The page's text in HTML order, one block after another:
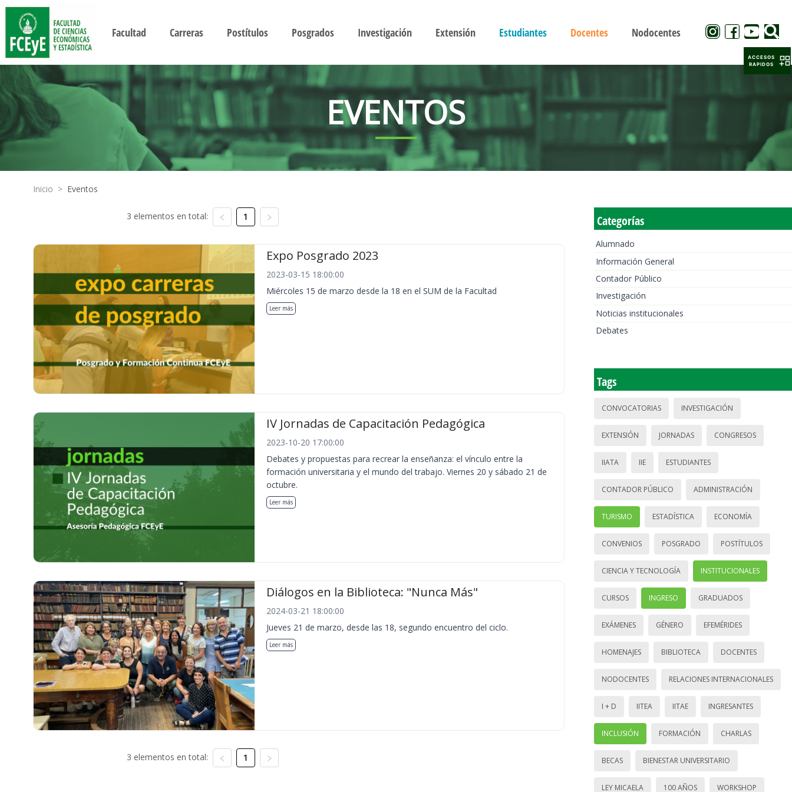
Facultad Carreras Postítulos Posgrados Investigación Extensión Estudiantes Docentes Nodocentes
EVENTOS
Inicio > Eventos
3 elementos en total: 1
Expo Posgrado 2023
2023-03-15 18:00:00
Miércoles 15 de marzo desde la 18 en el SUM de la Facultad
Leer más
IV Jornadas de Capacitación Pedagógica
2023-10-20 17:00:00
Debates y propuestas para recrear la enseñanza: el vínculo entre la
formación universitaria y el mundo del trabajo. Viernes 20 y sábado 21 de
octubre.
Leer más
Diálogos en la Biblioteca: "Nunca Más"
2024-03-21 18:00:00
Jueves 21 de marzo, desde las 18, segundo encuentro del ciclo.
Leer más
3 elementos en total: 1
Categorías
Alumnado
Información General
Contador Público
Investigación
Noticias institucionales
Debates
Tags
CONVOCATORIAS INVESTIGACIÓN
EXTENSIÓN JORNADAS CONGRESOS
IIATA IIE ESTUDIANTES
CONTADOR PÚBLICO ADMINISTRACIÓN
TURISMO ESTADÍSTICA ECONOMÍA
CONVENIOS POSGRADO POSTÍTULOS
CIENCIA Y TECNOLOGÍA INSTITUCIONALES
CURSOS INGRESO GRADUADOS
EXÁMENES GÉNERO EFEMÉRIDES
HOMENAJES BIBLIOTECA DOCENTES
NODOCENTES RELACIONES INTERNACIONALES
I + D IITEA IITAE INGRESANTES
INCLUSIÓN FORMACIÓN CHARLAS
BECAS BIENESTAR UNIVERSITARIO
LEY MICAELA 100 AÑOS WORKSHOP
ACCESOS
RAPIDOS